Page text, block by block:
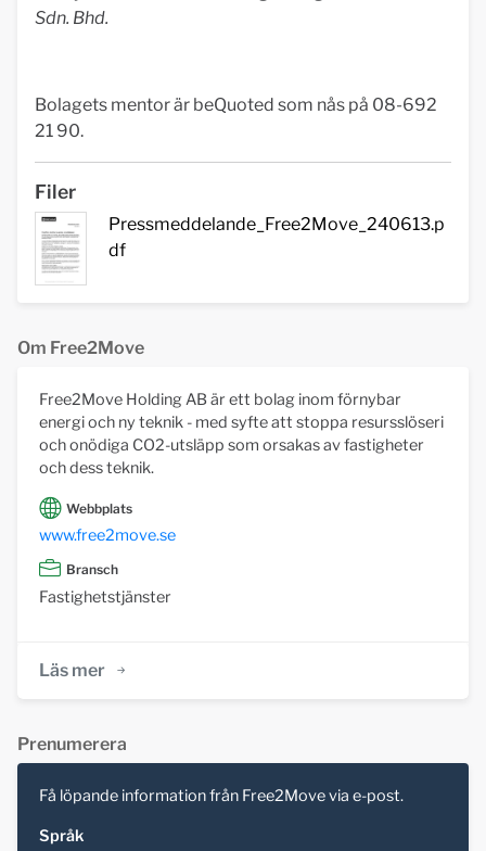
Sdn. Bhd.
Bolagets mentor är beQuoted som nås på 08-692
21 90.
Filer
Pressmeddelande_Free2Move_240613.p
df
Om Free2Move
Free2Move Holding AB är ett bolag inom förnybar
energi och ny teknik - med syfte att stoppa resursslöseri
och onödiga CO2-utsläpp som orsakas av fastigheter
och dess teknik.
Webbplats
www.free2move.se
Bransch
Fastighetstjänster
Läs mer
Prenumerera
Få löpande information från Free2Move via e-post.
Språk